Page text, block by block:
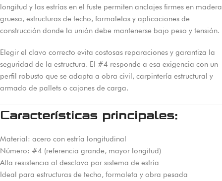
longitud y las estrías en el fuste permiten anclajes firmes en madera
gruesa, estructuras de techo, formaletas y aplicaciones de
construcción donde la unión debe mantenerse bajo peso y tensión.
Elegir el clavo correcto evita costosas reparaciones y garantiza la
seguridad de la estructura. El #4 responde a esa exigencia con un
perfil robusto que se adapta a obra civil, carpintería estructural y
armado de pallets o cajones de carga.
Características principales:
Material: acero con estría longitudinal
Número: #4 (referencia grande, mayor longitud)
Alta resistencia al desclavo por sistema de estría
Ideal para estructuras de techo, formaleta y obra pesada